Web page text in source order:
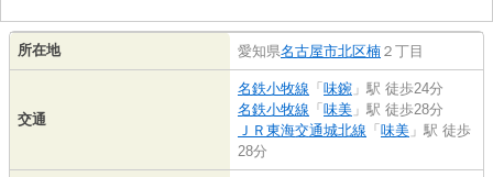
所在地 愛知県名古屋市北区楠 ２丁目
交通
名鉄小牧線 「 味鋺 」駅 徒歩24分
名鉄小牧線 「 味美 」駅 徒歩28分
ＪＲ東海交通城北線 「 味美 」駅 徒歩
28分